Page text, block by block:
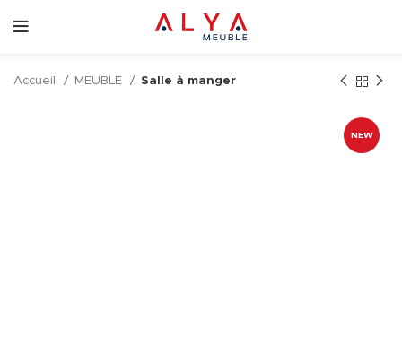
Accueil MEUBLE Salle à manger
NEW